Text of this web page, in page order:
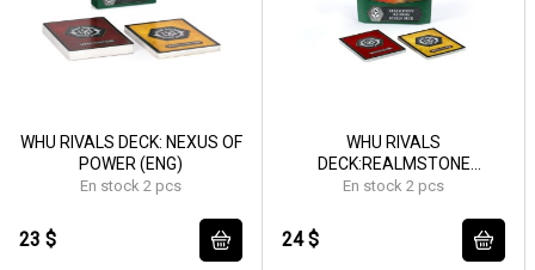
WHU RIVALS DECK: NEXUS OF
POWER (ENG)
En stock 2 pcs
23 $
WHU RIVALS
DECK:REALMSTONE
RAIDERS (ENG)
En stock 2 pcs
24 $